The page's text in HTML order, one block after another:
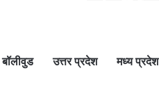
बॉलीवुड उत्तर प्रदेश मध्य प्रदेश